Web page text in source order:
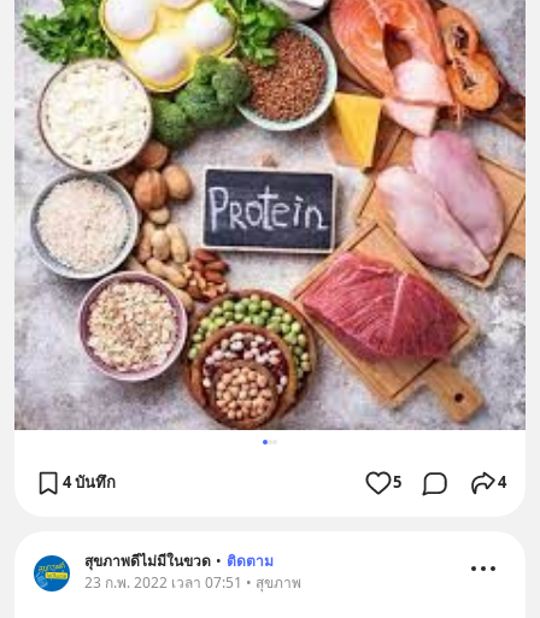
4 บันทึก 5 4
สุขภาพดีไม่มีในขวด • ติดตาม
23 ก.พ. 2022 เวลา 07:51 • สุขภาพ